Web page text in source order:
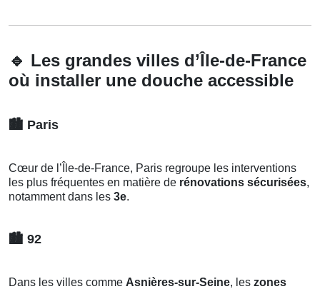
🔹 Les grandes villes d’Île-de-France
où installer une douche accessible
🏙️ Paris
Cœur de l’Île-de-France, Paris regroupe les interventions
les plus fréquentes en matière de rénovations sécurisées,
notamment dans les 3e.
🏙️ 92
Dans les villes comme Asnières-sur-Seine, les zones